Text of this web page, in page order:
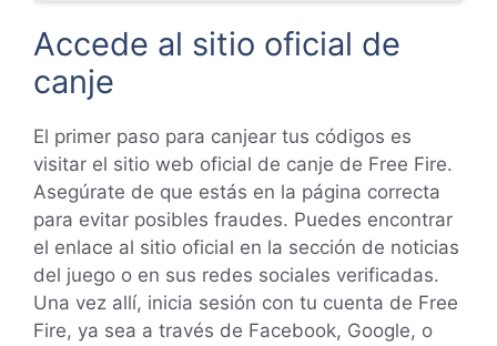
Accede al sitio oficial de
canje
El primer paso para canjear tus códigos es
visitar el sitio web oficial de canje de Free Fire.
Asegúrate de que estás en la página correcta
para evitar posibles fraudes. Puedes encontrar
el enlace al sitio oficial en la sección de noticias
del juego o en sus redes sociales verificadas.
Una vez allí, inicia sesión con tu cuenta de Free
Fire, ya sea a través de Facebook, Google, o